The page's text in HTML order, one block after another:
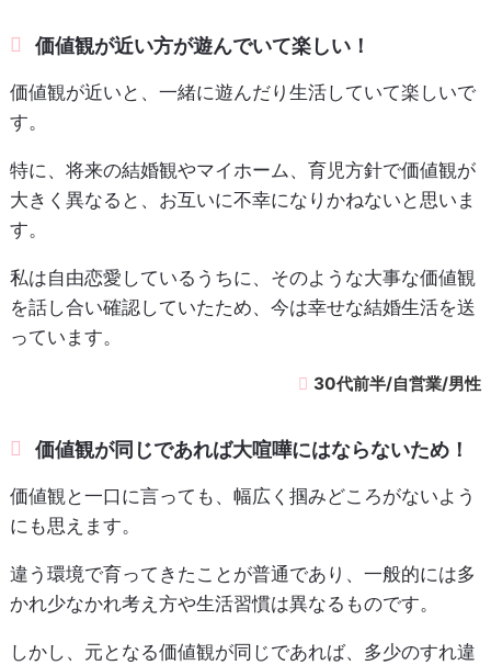
価値観が近い方が遊んでいて楽しい！
価値観が近いと、一緒に遊んだり生活していて楽しいで
す。
特に、将来の結婚観やマイホーム、育児方針で価値観が
大きく異なると、お互いに不幸になりかねないと思いま
す。
私は自由恋愛しているうちに、そのような大事な価値観
を話し合い確認していたため、今は幸せな結婚生活を送
っています。
30代前半/自営業/男性
価値観が同じであれば大喧嘩にはならないため！
価値観と一口に言っても、幅広く掴みどころがないよう
にも思えます。
違う環境で育ってきたことが普通であり、一般的には多
かれ少なかれ考え方や生活習慣は異なるものです。
しかし、元となる価値観が同じであれば、多少のすれ違